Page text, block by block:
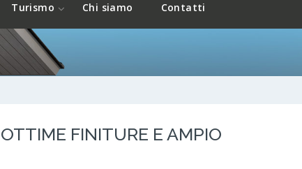
Turismo Chi siamo Contatti
FINITURE E AMPIO